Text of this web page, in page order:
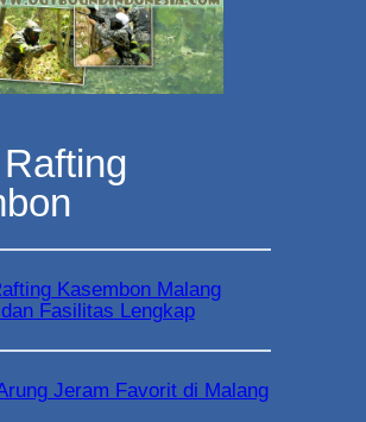
Kasembon Malang
Fasilitas Lengkap
Jeram Favorit di Malang